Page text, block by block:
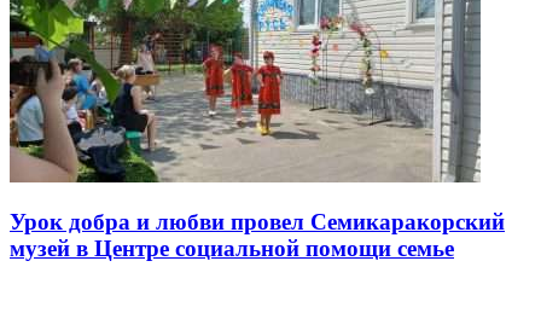
Урок добра и любви провел Семикаракорский
музей в Центре социальной помощи семье